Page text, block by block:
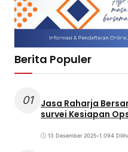
Berita Populer
01
Jasa Raharja
survei Kesiapan
13 Desember 2025•1.094